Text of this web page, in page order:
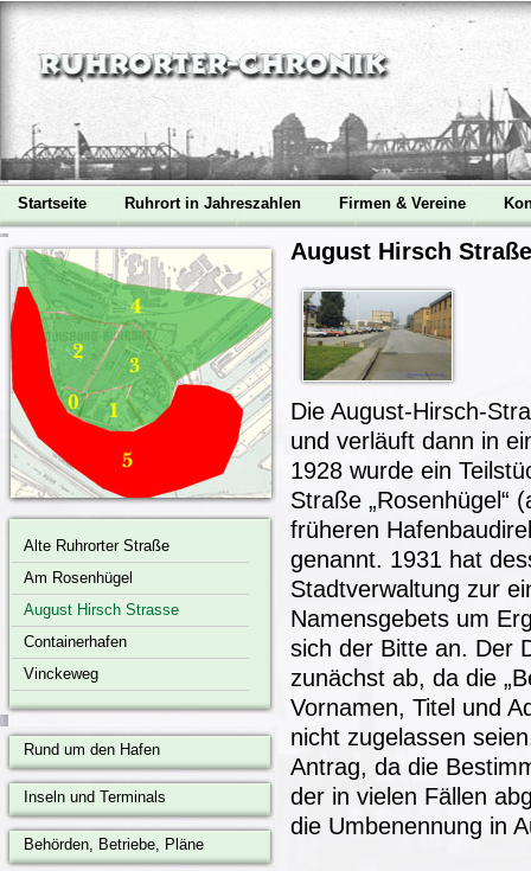
Startseite Ruhrort in Jahreszahlen Firmen & Vereine
Alte Ruhrorter Straße
Am Rosenhügel
August Hirsch Strasse
Containerhafen
Vinckeweg
Rund um den Hafen
Inseln und Terminals
Behörden, Betriebe, Pläne
August Hirsch Straße
Die August-Hirsch-
und verläuft dann in
1928 wurde ein
Straße „Rosenhügel“
früheren
genannt. 1931 hat
Stadtverwaltung zur
Namensgebets um
sich der Bitte an. Der
zunächst ab, da die
Vornamen, Titel und
nicht zugelassen
Antrag, da die
der in vielen Fällen
die Umbenennung in